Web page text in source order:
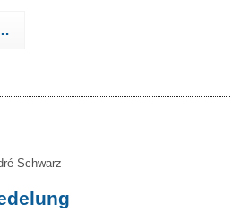
Schwarz